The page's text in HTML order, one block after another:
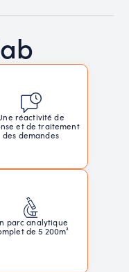
réactivité de
et de traitement
des demandes
parc analytique
de 5 200m²